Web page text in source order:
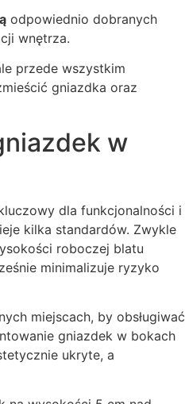
odpowiednio dobranych
wnętrza.
przede wszystkim
gniazdka oraz
w
dla funkcjonalności i
kilka standardów. Zwykle
roboczej blatu
minimalizuje ryzyko
miejscach, by obsługiwać
gniazdek w bokach
ukryte, a